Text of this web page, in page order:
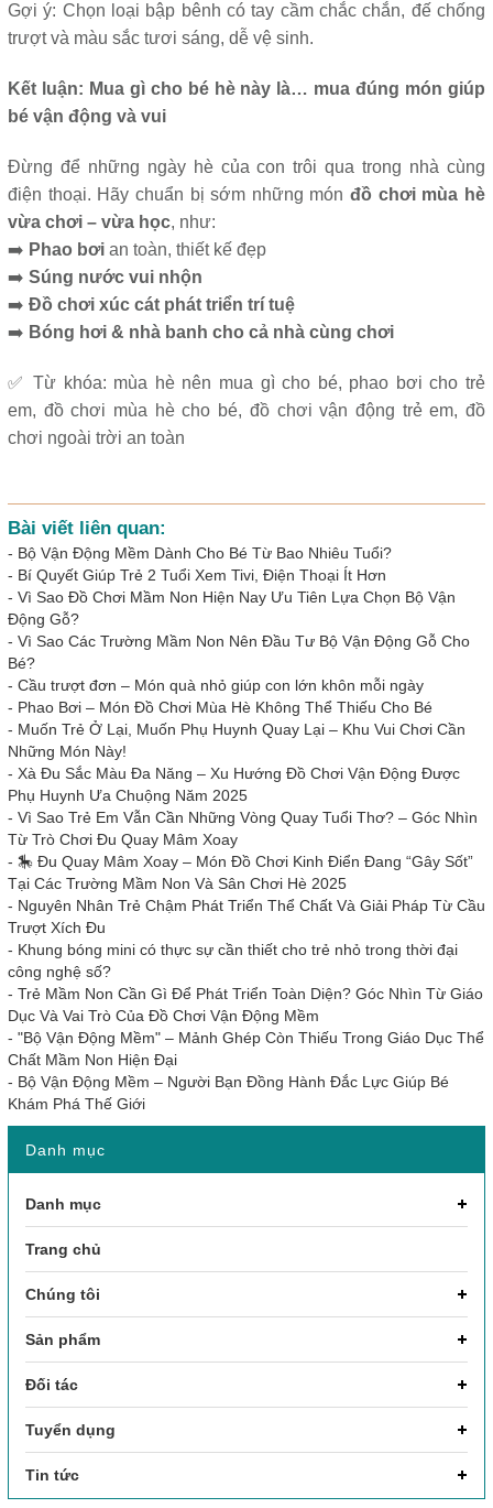
Gợi ý: Chọn loại bập bênh có tay cầm chắc chắn, đế chống
trượt và màu sắc tươi sáng, dễ vệ sinh.
Kết luận: Mua gì cho bé hè này là… mua đúng món giúp
bé vận động và vui
Đừng để những ngày hè của con trôi qua trong nhà cùng
điện thoại. Hãy chuẩn bị sớm những mónđồ chơi mùa hè
vừa chơi – vừa học, như:
➡️ Phao bơi an toàn, thiết kế đẹp
➡️ Súng nước vui nhộn
➡️ Đồ chơi xúc cát phát triển trí tuệ
➡️ Bóng hơi & nhà banh cho cả nhà cùng chơi
✅ Từ khóa: mùa hè nên mua gì cho bé, phao bơi cho trẻ
em, đồ chơi mùa hè cho bé, đồ chơi vận động trẻ em,đồ
chơi ngoài trời an toàn
Bài viết liên quan:
- Bộ Vận Động Mềm Dành Cho Bé Từ Bao Nhiêu Tuổi?
- Bí Quyết Giúp Trẻ 2 Tuổi Xem Tivi, Điện Thoại Ít Hơn
- Vì Sao Đồ Chơi Mầm Non Hiện Nay Ưu Tiên Lựa Chọn Bộ Vận
Động Gỗ?
- Vì Sao Các Trường Mầm Non Nên Đầu Tư Bộ Vận Động Gỗ Cho
Bé?
- Cầu trượt đơn – Món quà nhỏ giúp con lớn khôn mỗi ngày
- Phao Bơi – Món Đồ Chơi Mùa Hè Không Thể Thiếu Cho Bé
- Muốn Trẻ Ở Lại, Muốn Phụ Huynh Quay Lại – Khu Vui Chơi Cần
Những Món Này!
- Xà Đu Sắc Màu Đa Năng – Xu Hướng Đồ Chơi Vận Động Được
Phụ Huynh Ưa Chuộng Năm 2025
- Vì Sao Trẻ Em Vẫn Cần Những Vòng Quay Tuổi Thơ? – Góc Nhìn
Từ Trò Chơi Đu Quay Mâm Xoay
- 🎠 Đu Quay Mâm Xoay – Món Đồ Chơi Kinh Điển Đang “Gây Sốt”
Tại Các Trường Mầm Non Và Sân Chơi Hè 2025
- Nguyên Nhân Trẻ Chậm Phát Triển Thể Chất Và Giải Pháp Từ Cầu
Trượt Xích Đu
- Khung bóng mini có thực sự cần thiết cho trẻ nhỏ trong thời đại
công nghệ số?
- Trẻ Mầm Non Cần Gì Để Phát Triển Toàn Diện? Góc Nhìn Từ Giáo
Dục Và Vai Trò Của Đồ Chơi Vận Động Mềm
- "Bộ Vận Động Mềm" – Mảnh Ghép Còn Thiếu Trong Giáo Dục Thể
Chất Mầm Non Hiện Đại
- Bộ Vận Động Mềm – Người Bạn Đồng Hành Đắc Lực Giúp Bé
Khám Phá Thế Giới
Danh mục
Danh mục
Trang chủ
Chúng tôi
Sản phẩm
Đối tác
Tuyển dụng
Tin tức